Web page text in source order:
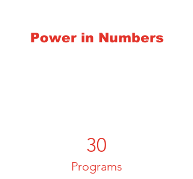
Power in Numbers
30
Programs